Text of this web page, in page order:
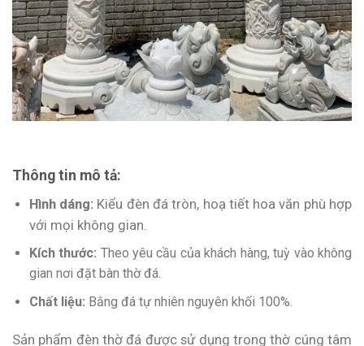
Thông tin mô tả:
Hình dáng: Kiểu đèn đá tròn, hoạ tiết hoa văn phù hợp
với mọi không gian.
Kích thước: Theo yêu cầu của khách hàng, tuỳ vào không
gian nơi đặt bàn thờ đá.
Chất liệu: Bằng đá tự nhiên nguyên khối 100%.
Sản phẩm đèn thờ đá được sử dụng trong thờ cúng tâm